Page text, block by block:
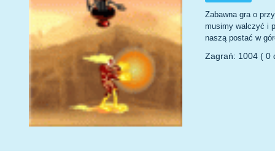
Zabawna gra o
musimy walczyć i
naszą postać w
Zagrań: 1004 ( 0